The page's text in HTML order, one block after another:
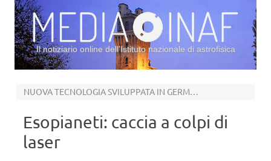
Il notiziario online dell’Istituto nazionale di astrofisica
NUOVA TECNOLOGIA SVILUPPATA IN GERMANIA
Esopianeti: caccia a colpi di
laser